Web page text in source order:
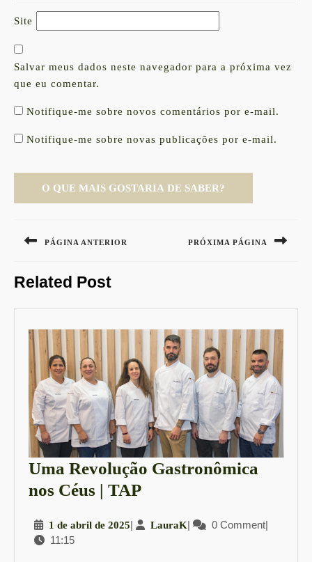
Site
Salvar meus dados neste navegador para a próxima vez
que eu comentar.
Notifique-me sobre novos comentários por e-mail.
Notifique-me sobre novas publicações por e-mail.
de
PÁGINA ANTERIOR
post:
PRÓXIMA PÁGINA
Related Post
Uma Revolução Gastronômica
nos Céus | TAPUma
Gastronômica
1 de abril de 20251| LauraKLauraK
| 0 Comment|
11:15